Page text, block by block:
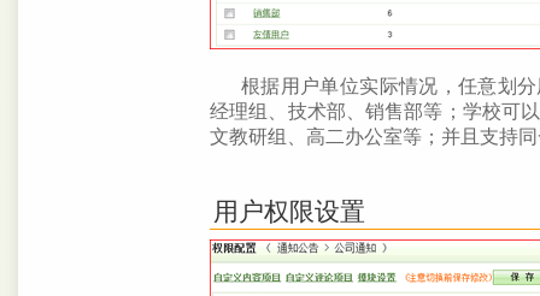
根据用户单位实际情况，任意划
经理组、技术部、销售部等；学校可
文教研组、高二办公室等；并且支持
用户权限设置